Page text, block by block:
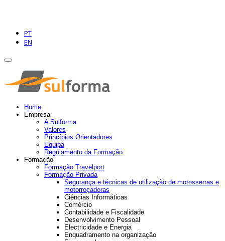
PT
EN
Home
Empresa
A Sulforma
Valores
Princípios Orientadores
Equipa
Regulamento da Formação
Formação
Formação Travelport
Formação Privada
Segurança e técnicas de utilização de motosserras e
motorroçadoras
Ciências Informáticas
Comércio
Contabilidade e Fiscalidade
Desenvolvimento Pessoal
Electricidade e Energia
Enquadramento na organização